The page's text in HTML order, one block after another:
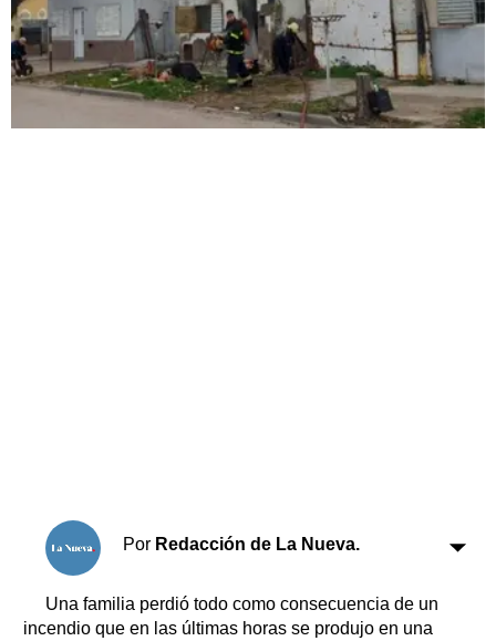
Turismo
Salud
Es viral
Por Redacción de La Nueva.
Una familia perdió todo como consecuencia de un
incendio que en las últimas horas se produjo en una